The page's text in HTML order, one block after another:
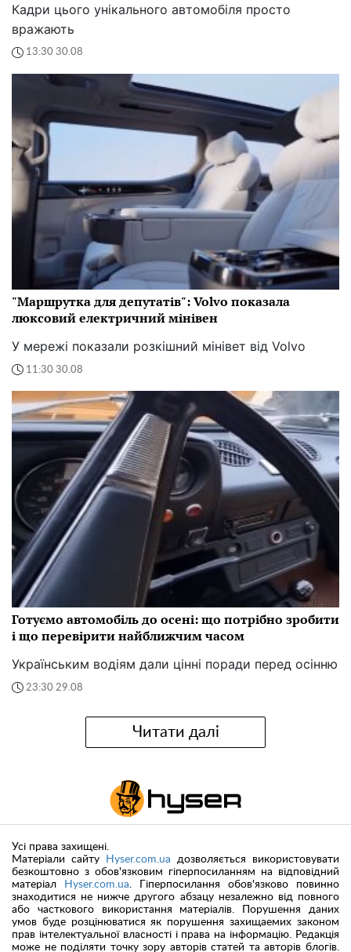
Кадри цього унікального автомобіля просто
вражають
13:30 30.08
"Маршрутка для депутатів": Volvo показала
люксовий електричний мінівен
У мережі показали розкішний мінівет від Volvo
11:30 30.08
Готуємо автомобіль до осені: що потрібно зробити
і що перевірити найближчим часом
Українським водіям дали цінні поради перед осінню
23:30 29.08
Читати далі
Усі права захищені.
Матеріали сайту
Hyser.com.ua дозволяється використовувати
безкоштовно з обов'язковим гіперпосиланням на відповідний
матеріал
Hyser.com.ua. Гіперпосилання обов'язково повинно
знаходитися не нижче другого абзацу незалежно від повного
або часткового використання матеріалів. Порушення даних
умов буде розцінюватися як порушення захищаемих законом
прав інтелектуальної власності і права на інформацію. Редакція
може не поділяти точку зору авторів статей та авторів блогів.